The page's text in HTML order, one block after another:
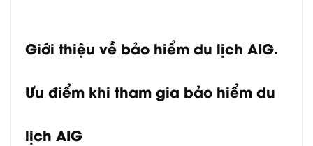
Giới thiệu về bảo hiểm du lịch AIG.
Ưu điểm khi tham gia bảo hiểm du
lịch AIG